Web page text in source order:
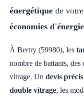
énergétique de
économies d'énergie
À Bertry (59980), les
nombre de battants, des
vitrage. Un devis précis
double vitrage, les